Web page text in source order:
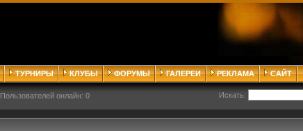
ТУРНИРЫ КЛУБЫ ФОРУМЫ ГАЛЕРЕИ РЕКЛАМА САЙТ
Пользователей онлайн: 0 Искать: